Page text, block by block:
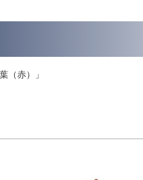
（赤）」